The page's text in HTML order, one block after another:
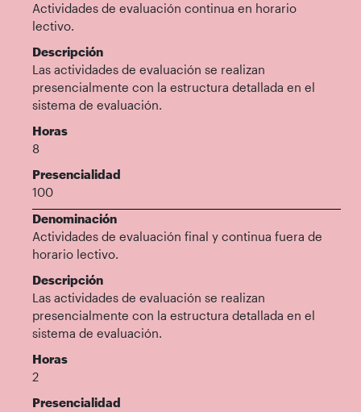
Actividades de evaluación continua en horario
lectivo.
Descripción
Las actividades de evaluación se realizan
presencialmente con la estructura detallada en el
sistema de evaluación.
Horas
8
Presencialidad
100
Denominación
Actividades de evaluación final y continua fuera de
horario lectivo.
Descripción
Las actividades de evaluación se realizan
presencialmente con la estructura detallada en el
sistema de evaluación.
Horas
2
Presencialidad